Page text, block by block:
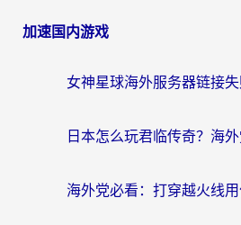
加速国内游戏